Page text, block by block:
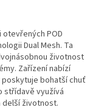
otevřených POD
Dual Mesh. Ta
životnost
Zařízení nabízí
bohatší chuť
střídavě využívá
životnost.